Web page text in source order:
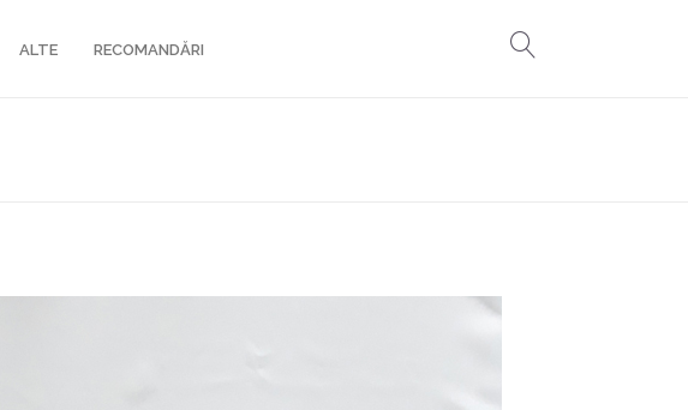
ALTE RECOMANDĂRI